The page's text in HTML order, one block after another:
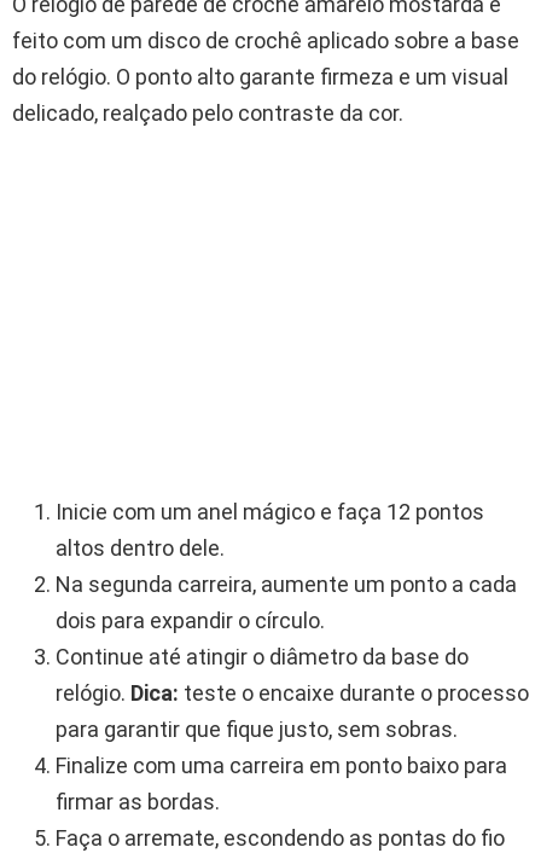
feito com um disco de crochê aplicado sobre a base
do relógio. O ponto alto garante firmeza e um visual
delicado, realçado pelo contraste da cor.
Inicie com um anel mágico e faça 12 pontos
altos dentro dele.
Na segunda carreira, aumente um ponto a cada
dois para expandir o círculo.
Continue até atingir o diâmetro da base do
relógio. Dica: teste o encaixe durante o processo
para garantir que fique justo, sem sobras.
Finalize com uma carreira em ponto baixo para
firmar as bordas.
Faça o arremate, escondendo as pontas do fio